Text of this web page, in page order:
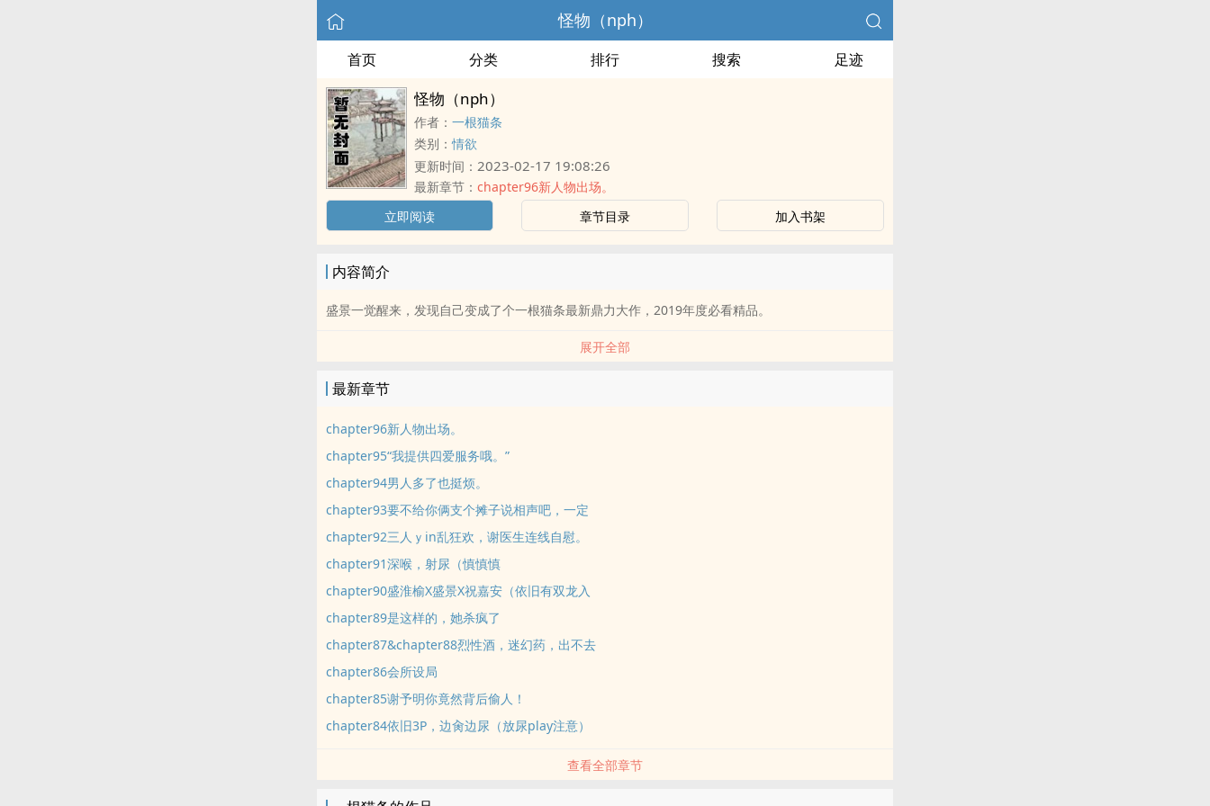
怪物（nph）
首页 分类 排行 搜索 足迹
怪物（nph）
作者： 一根猫条
类别：情欲
更新时间： 2023-02-17 19:08:26
最新章节： chapter96新人物出场。
立即阅读
章节目录 加入书架
内容简介
盛景一觉醒来，发现自己变成了个一根猫条最新鼎力大作，2019年度必看精品。
展开全部
最新章节
chapter96新人物出场。
chapter95“我提供四爱服务哦。”
chapter94男人多了也挺烦。
chapter93要不给你俩支个摊子说相声吧，一定
chapter92三人ｙin乱狂欢，谢医生连线自慰。
chapter91深喉，射尿（慎慎慎
chapter90盛淮榆X盛景X祝嘉安（依旧有双龙入
chapter89是这样的，她杀疯了
chapter87&chapter88烈性酒，迷幻药，出不去
chapter86会所设局
chapter85谢予明你竟然背后偷人！
chapter84依旧3P，边肏边尿（放尿play注意）
查看全部章节